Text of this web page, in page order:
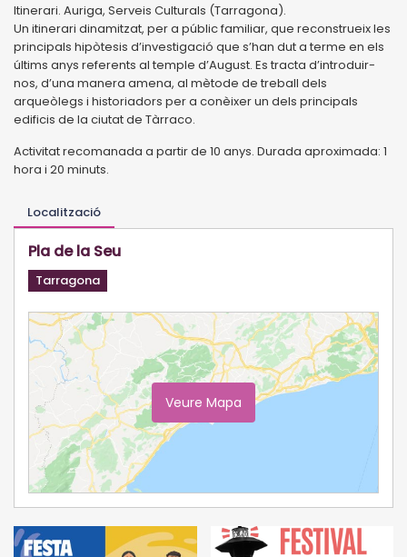
Itinerari. Auriga, Serveis Culturals (Tarragona).
Un itinerari dinamitzat, per a públic familiar, que reconstrueix les
principals hipòtesis d’investigació que s’han dut a terme en els
últims anys referents al temple d’August. Es tracta d’introduir-
nos, d’una manera amena, al mètode de treball dels
arqueòlegs i historiadors per a conèixer un dels principals
edificis de la ciutat de Tàrraco.
Activitat recomanada a partir de 10 anys. Durada aproximada: 1
hora i 20 minuts.
Localització
Pla de la Seu
Tarragona
Veure Mapa